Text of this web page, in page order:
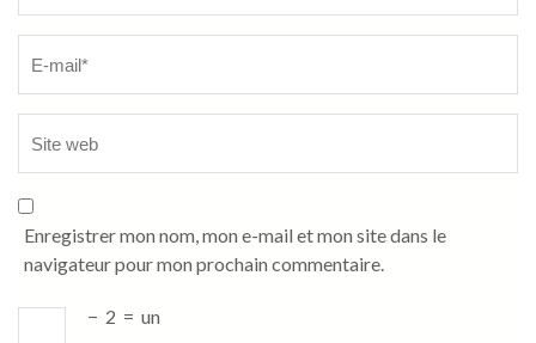
Enregistrer mon nom, mon e-mail et mon site dans le
navigateur pour mon prochain commentaire.
− 2 = un